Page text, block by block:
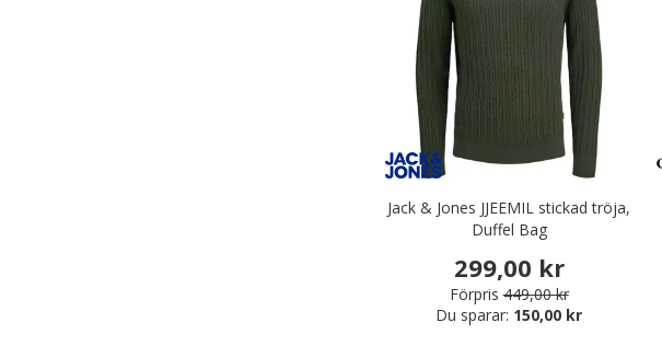
Jack & Jones JJEEMIL stickad tröja,
Duffel Bag
299,00 kr
Förpris 449,00 kr
Du sparar: 150,00 kr